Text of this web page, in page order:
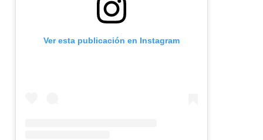
Ver esta publicación en Instagram